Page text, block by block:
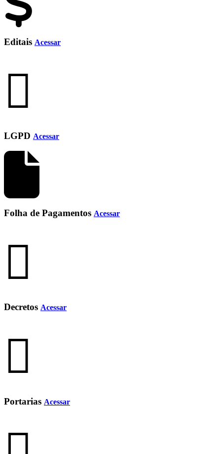
Editais Acessar
LGPD Acessar
Folha de Pagamentos Acessar
Decretos Acessar
Portarias Acessar